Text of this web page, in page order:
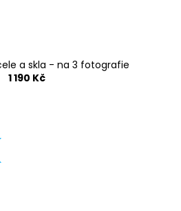
a skla - na 3 fotografie
1 190 Kč